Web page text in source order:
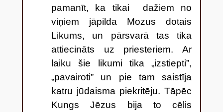
pamanīt, ka tikai dažiem no
viņiem jāpilda Mozus dotais
Likums, un pārsvarā tas tika
attiecināts uz priesteriem. Ar
laiku šie likumi tika „izstiepti”,
„pavairoti” un pie tam saistīja
katru jūdaisma piekritēju. Tāpēc
Kungs Jēzus bija to cēlis